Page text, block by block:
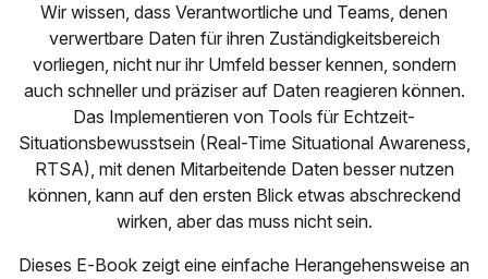
Wir wissen, dass Verantwortliche und Teams, denen
verwertbare Daten für ihren Zuständigkeitsbereich
vorliegen, nicht nur ihr Umfeld besser kennen, sondern
auch schneller und präziser auf Daten reagieren können.
Das Implementieren von Tools für Echtzeit-
Situationsbewusstsein (Real-Time Situational Awareness,
RTSA), mit denen Mitarbeitende Daten besser nutzen
können, kann auf den ersten Blick etwas abschreckend
wirken, aber das muss nicht sein.
Dieses E‑Book zeigt eine einfache Herangehensweise an